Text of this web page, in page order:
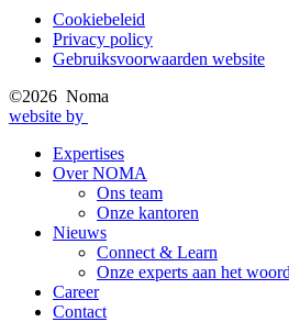
Privacy
menu
Cookiebeleid
Privacy policy
Gebruiksvoorwaarden website
©2026 Noma
website by
Main
navigation
Expertises
Over NOMA
Ons team
Onze kantoren
Nieuws
Connect & Learn
Onze experts aan het
Career
Contact